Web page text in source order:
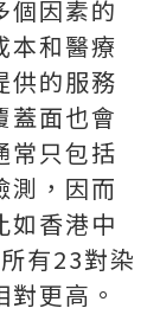
個因素的
本和醫療
供的服務
蓋面也會
常只包括
測，因而
如香港中
有23對染
更高。